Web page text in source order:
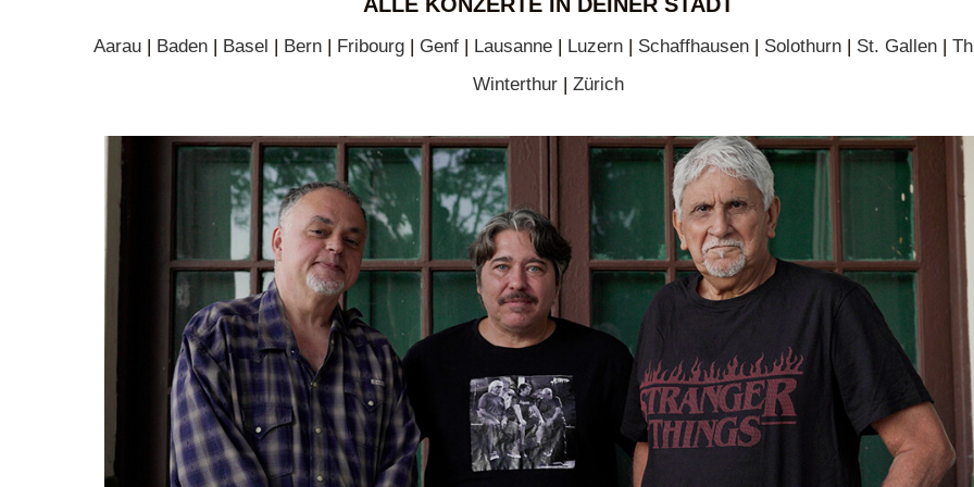
Aarau | Baden | Basel | Bern | Fribourg | Genf | Lausanne | Luzern | Schaffhausen | Solothurn | St. Gallen |
Winterthur| Zürich